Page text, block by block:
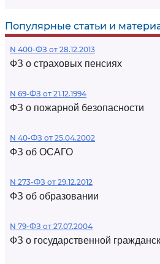
Популярные статьи и
N 400-ФЗ от 28.12.2013
ФЗ о страховых пенсиях
N 69-ФЗ от 21.12.1994
ФЗ о пожарной безопасности
N 40-ФЗ от 25.04.2002
ФЗ об ОСАГО
N 273-ФЗ от 29.12.2012
ФЗ об образовании
N 79-ФЗ от 27.07.2004
ФЗ о государственной